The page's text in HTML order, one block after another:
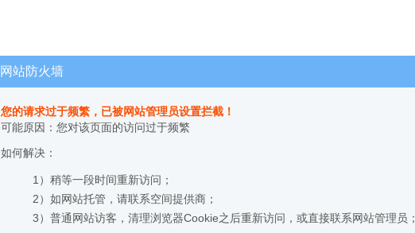
网站防火墙
您的请求过于频繁，已被网站管理员设置拦截！
可能原因：您对该页面的访问过于频繁
如何解决：
1）稍等一段时间重新访问；
2）如网站托管，请联系空间提供商；
3）普通网站访客，清理浏览器Cookie之后重新访问，或直接联系网站管理员；